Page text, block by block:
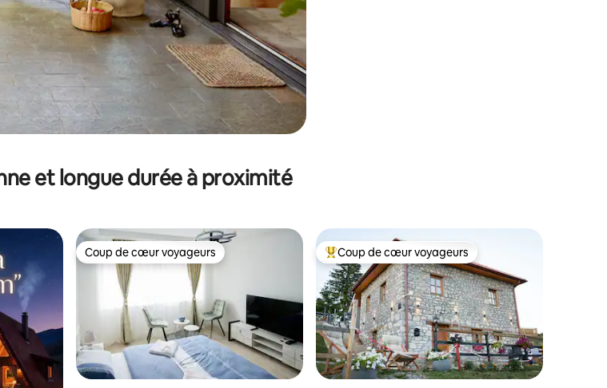
et longue durée à proximité
Coup de cœur voyageurs
Coup de cœur voyageurs Coups de cœur voyageurs les plus appréciés
Coup de cœur voyageurs